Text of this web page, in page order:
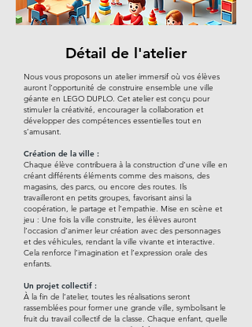
Détail de l'atelier
Nous vous proposons un atelier immersif où vos élèves
auront l’opportunité de construire ensemble une ville
géante en LEGO DUPLO. Cet atelier est conçu pour
stimuler la créativité, encourager la collaboration et
développer des compétences essentielles tout en
s’amusant.
Création de la ville :
Chaque élève contribuera à la construction d’une ville en
créant différents éléments comme des maisons, des
magasins, des parcs, ou encore des routes. Ils
travailleront en petits groupes, favorisant ainsi la
coopération, le partage et l’empathie. Mise en scène et
jeu : Une fois la ville construite, les élèves auront
l’occasion d’animer leur création avec des personnages
et des véhicules, rendant la ville vivante et interactive.
Cela renforce l’imagination et l’expression orale des
enfants.
Un projet collectif :
À la fin de l’atelier, toutes les réalisations seront
rassemblées pour former une grande ville, symbolisant le
fruit du travail collectif de la classe. Chaque enfant, quelle